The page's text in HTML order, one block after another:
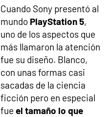
Cuando Sony presentó al
mundo PlayStation 5,
uno de los aspectos que
más llamaron la atención
fue su diseño. Blanco,
con unas formas casi
sacadas de la ciencia
ficción pero en especial
fue el tamaño lo que